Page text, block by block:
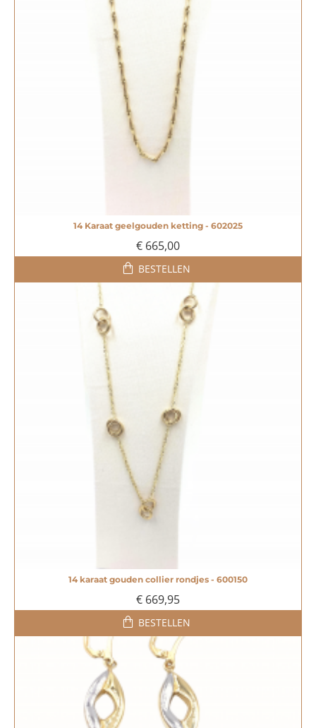
14 Karaat geelgouden ketting - 602025
€ 665,00
BESTELLEN
14 karaat gouden collier rondjes - 600150
€ 669,95
BESTELLEN